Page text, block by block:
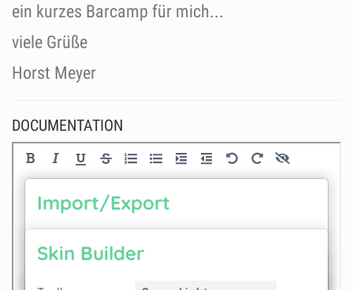
ein kurzes Barcamp für mich...
viele Grüße
Horst Meyer
DOCUMENTATION